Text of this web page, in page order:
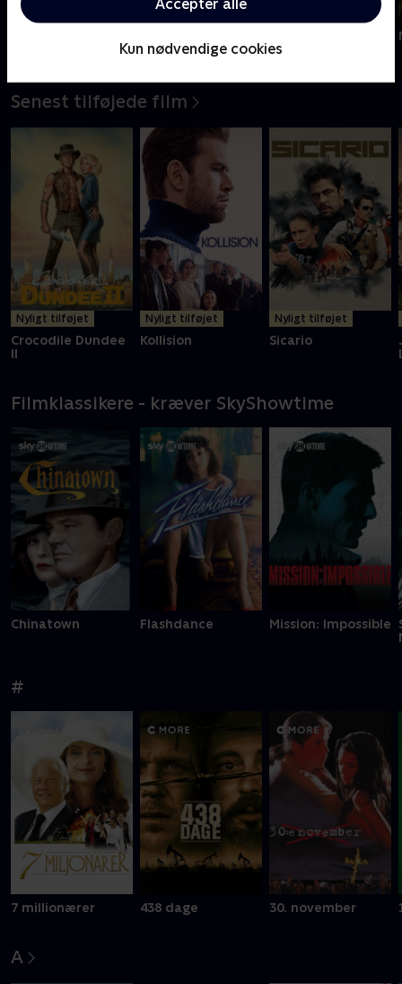
Kun nødvendige cookies
in Hollywood
Senest tilføjede film
Nyligt tilføjet
Crocodile Dundee
II
Nyligt tilføjet
Kollision
Nyligt tilføjet
Sicario
Filmklassikere - kræver SkyShowtime
Chinatown Flashdance Mission: Impossible
#
7 millionærer 438 dage 30. november
A